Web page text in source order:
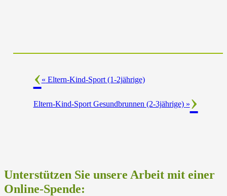
« Eltern-Kind-Sport (1-2jährige)
Eltern-Kind-Sport Gesundbrunnen (2-3jährige) »
Unterstützen Sie unsere Arbeit mit einer
Online-Spende: